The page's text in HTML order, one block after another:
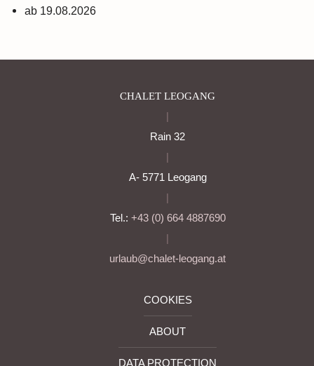
ab 19.08.2026
CHALET LEOGANG
Rain 32
A- 5771 Leogang
Tel.: +43 (0) 664 4887690
urlaub@chalet-leogang.at
COOKIES
ABOUT
DATA PROTECTION